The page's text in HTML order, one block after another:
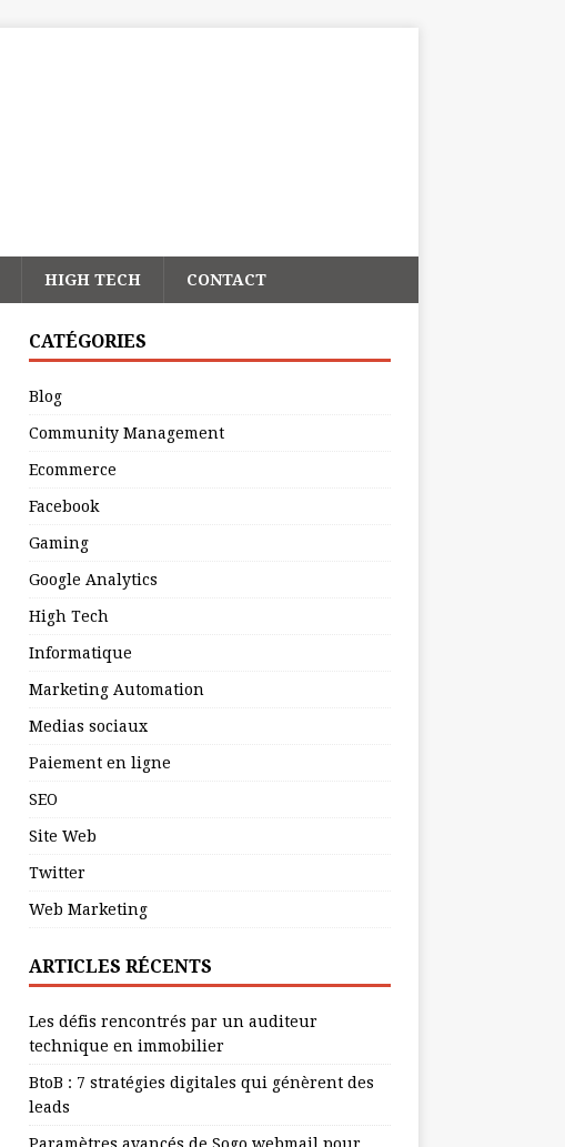
HIGH TECH CONTACT
CATÉGORIES
Blog
Community Management
Ecommerce
Facebook
Gaming
Google Analytics
High Tech
Informatique
Marketing Automation
Medias sociaux
Paiement en ligne
SEO
Site Web
Twitter
Web Marketing
ARTICLES RÉCENTS
Les défis rencontrés par un auditeur
technique en immobilier
BtoB : 7 stratégies digitales qui génèrent des
leads